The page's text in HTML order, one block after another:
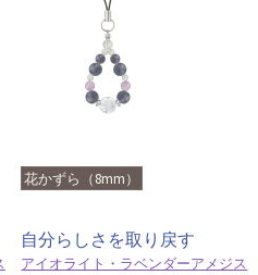
花かずら（8mm）
自分らしさを取り戻す
アイオライト・ラベンダーアメジス